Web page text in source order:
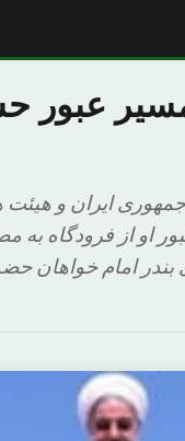
عبور
او از فرودگاه به
بندر امام خواهان